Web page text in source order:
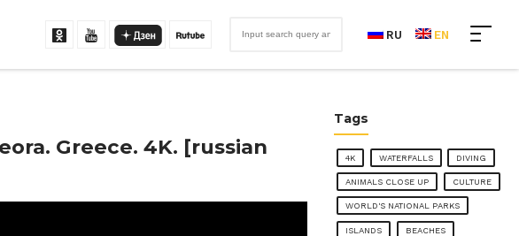
RU EN
Greece. 4K. [russian
Tags
4K WATERFALLS DIVING
ANIMALS CLOSE UP CULTURE
WORLD'S NATIONAL PARKS
ISLANDS BEACHES